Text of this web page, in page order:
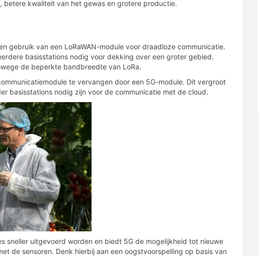
kwaliteit van het gewas en grotere productie.
gebruik van een LoRaWAN-module voor draadloze communicatie.
basisstations nodig voor dekking over een groter gebied.
de beperkte bandbreedte van LoRa.
te vervangen door een 5G-module. Dit vergroot
basisstations nodig zijn voor de communicatie met de cloud.
sneller uitgevoerd worden en biedt 5G de mogelijkheid tot nieuwe
de sensoren. Denk hierbij aan een oogstvoorspelling op basis van